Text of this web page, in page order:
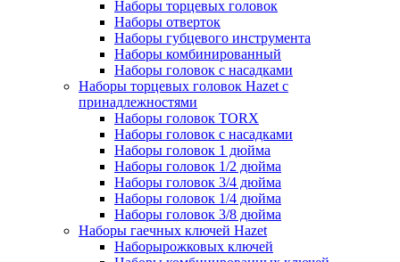
Наборы торцевых головок
Наборы отверток
Наборы губцевого инструмента
Наборы комбинированный
Наборы головок с насадками
Наборы торцевых головок Hazet с
принадлежностями
Наборы головок TORX
Наборы головок с насадками
Наборы головок 1 дюйма
Наборы головок 1/2 дюйма
Наборы головок 3/4 дюйма
Наборы головок 1/4 дюйма
Наборы головок 3/8 дюйма
Наборы гаечных ключей Hazet
Наборырожковых ключей